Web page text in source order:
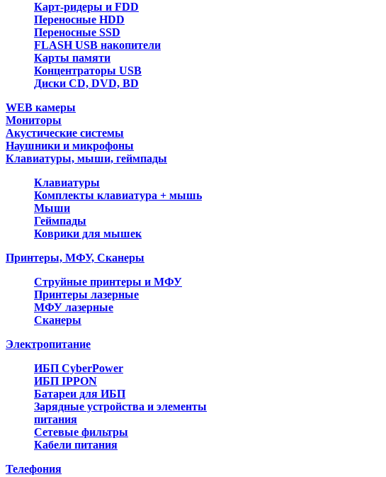
Карт-ридеры и FDD
Переносные HDD
Переносные SSD
FLASH USB накопители
Карты памяти
Концентраторы USB
Диски CD, DVD, BD
WEB камеры
Мониторы
Акустические системы
Наушники и микрофоны
Клавиатуры, мыши, геймпады
Клавиатуры
Комплекты клавиатура + мышь
Мыши
Геймпады
Коврики для мышек
Принтеры, МФУ, Сканеры
Струйные принтеры и МФУ
Принтеры лазерные
МФУ лазерные
Сканеры
Электропитание
ИБП CyberPower
ИБП IPPON
Батареи для ИБП
Зарядные устройства и элементы
питания
Сетевые фильтры
Кабели питания
Телефония